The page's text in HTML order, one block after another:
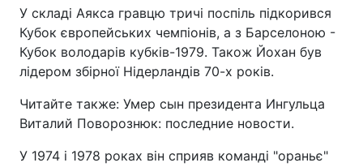
У складі Аякса гравцю тричі поспіль підкорився
Кубок європейських чемпіонів, а з Барселоною -
Кубок володарів кубків-1979. Також Йохан був
лідером збірної Нідерландів 70-х років.
Читайте также: Умер сын президента Ингульца
Виталий Поворознюк: последние новости.
У 1974 і 1978 роках він сприяв команді "ораньє"